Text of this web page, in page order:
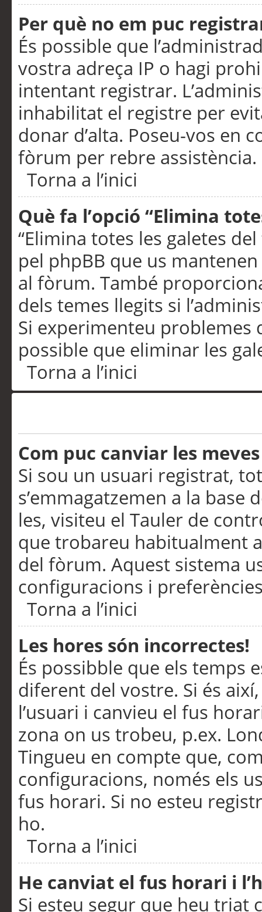
Per què no em puc
És possible que
vostra adreça IP o hagi
intentant registrar.
inhabilitat el registre per
donar d’alta. Poseu-vos en
fòrum per rebre assistència.
Torna a l’inici
Què fa l’opció “Elimina
“Elimina totes les galetes
pel phpBB que us
al fòrum. També
dels temes llegits si
Si experimenteu problemes
possible que eliminar les
Torna a l’inici
Com puc canviar les
Si sou un usuari registrat,
s’emmagatzemen a la
les, visiteu el Tauler de
que trobareu habitualment
del fòrum. Aquest sistema
configuracions i
Torna a l’inici
Les hores són incorrectes!
És possibble que els temps
diferent del vostre. Si és
l’usuari i canvieu el fus
zona on us trobeu, p.ex.
Tingueu en compte que,
configuracions, només els
fus horari. Si no esteu
ho.
Torna a l’inici
He canviat el fus horari i
Si esteu segur que heu triat